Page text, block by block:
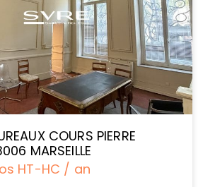
COURS PIERRE
MARSEILLE
HT-HC / an